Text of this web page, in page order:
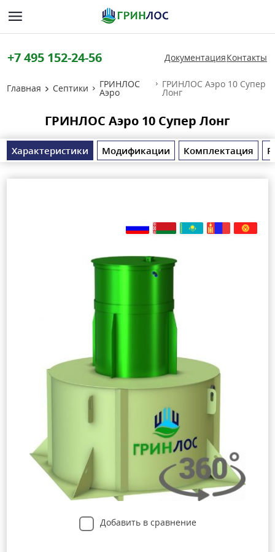
+7 495 152-24-56 ДокументацияКонтакты
Главная Септики ГРИНЛОС
Аэро
ГРИНЛОС Аэро 10 Супер
Лонг
ГРИНЛОС Аэро 10 Супер Лонг
Характеристики Модификации Комплектация
Добавить в сравнение